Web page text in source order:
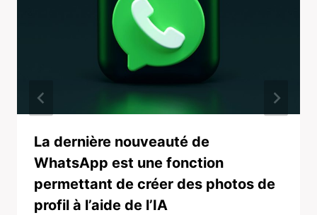
La dernière nouveauté de
WhatsApp est une fonction
permettant de créer des photos de
profil à l’aide de l’IA